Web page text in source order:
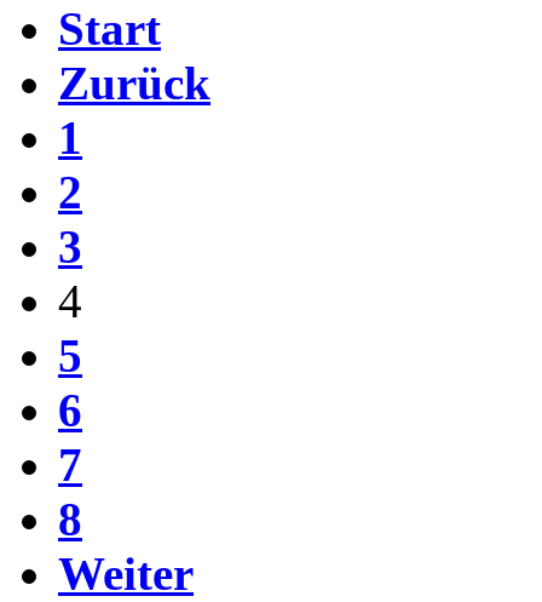
Start
Zurück
1
2
3
4
5
6
7
8
Weiter